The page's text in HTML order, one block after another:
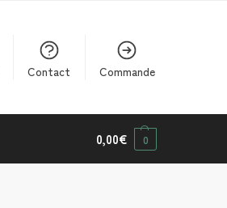
Contact Commande
0,00€ 0